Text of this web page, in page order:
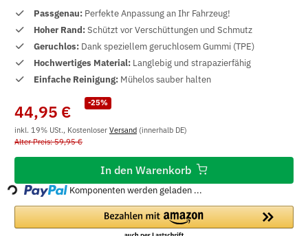
Passgenau: Perfekte Anpassung an Ihr Fahrzeug!
Hoher Rand:Schützt vor Verschüttungen und Schmutz
Geruchlos: Dank speziellem geruchlosem Gummi (TPE)
Hochwertiges Material: Langlebig und strapazierfähig
Einfache Reinigung: Mühelos sauber halten
-25%
44,95 €
inkl. 19% USt., Kostenloser Versand (innerhalb DE)
Alter Preis: 59,95 €
In den Warenkorb
Loading... Komponenten werden geladen ...